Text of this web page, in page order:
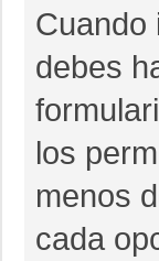
Cuando
debes
los
menos
cada